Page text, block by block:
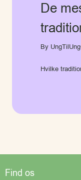
De
By UngTilUng
Hvilke
Find os